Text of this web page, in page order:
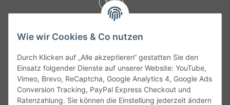
Wie wir Cookies & Co nutzen
Durch Klicken auf „Alle akzeptieren“ gestatten Sie den
Einsatz folgender Dienste auf unserer Website: YouTube,
Vimeo, Brevo, ReCaptcha, Google Analytics 4, Google Ads
Conversion Tracking, PayPal Express Checkout und
Ratenzahlung. Sie können die Einstellung jederzeit ändern
kontakt@theo-schrauben.de